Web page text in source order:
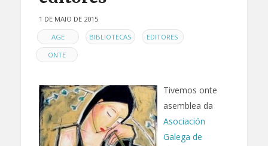
1 DE MAIO DE 2015
EN
AGE , BIBLIOTECAS , EDITORES ,
ONTE
Tivemos onte
asemblea da
Asociación
Galega de